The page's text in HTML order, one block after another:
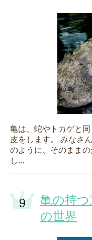
亀は、蛇やトカゲと
皮をします。 みなさ
のように、そのまま
し...
亀の持
の世界